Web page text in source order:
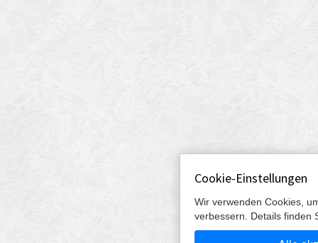
Cookie-Einstellungen
Wir verwenden Cookies,
verbessern. Details finden